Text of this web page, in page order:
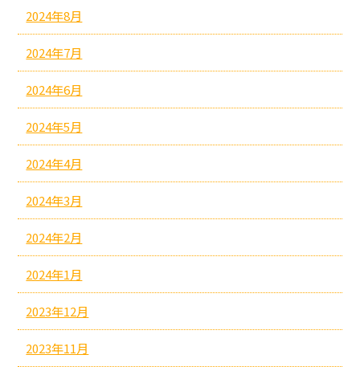
2024年8月
2024年7月
2024年6月
2024年5月
2024年4月
2024年3月
2024年2月
2024年1月
2023年12月
2023年11月